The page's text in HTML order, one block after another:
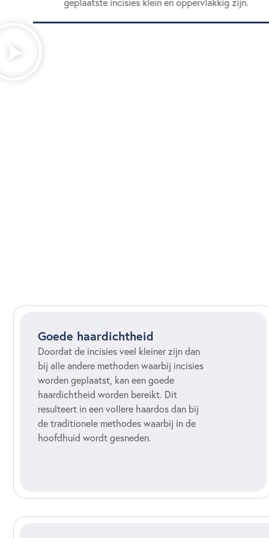
geplaatste incisies klein en oppervlakkig zijn.
Goede haardichtheid
Doordat de incisies veel kleiner zijn dan
bij alle andere methoden waarbij incisies
worden geplaatst, kan een goede
haardichtheid worden bereikt. Dit
resulteert in een vollere haardos dan bij
de traditionele methodes waarbij in de
hoofdhuid wordt gesneden.